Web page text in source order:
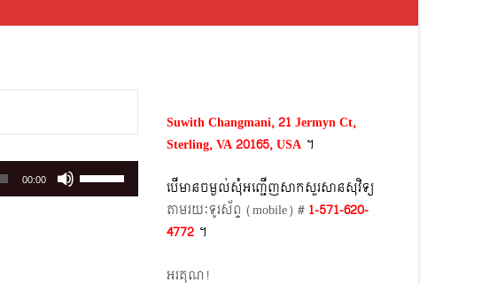
00:00
Suwith Changmani, 21 Jermyn Ct,
Sterling, VA 20165, USA ។​
បើមានចម្ងល់​សុំអញ្ជើញសាកសួរសានសុវិទ្យ
តាមរយៈទូរស័ព្ទ​ (mobile)​ # 1-571-620-
4772​ ។
អរគុណ!